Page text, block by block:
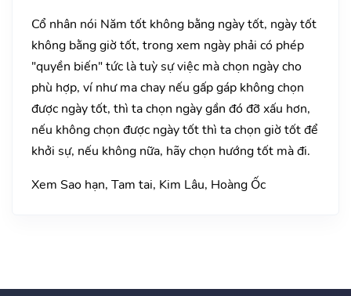
Cổ nhân nói Năm tốt không bằng ngày tốt, ngày tốt
không bằng giờ tốt, trong xem ngày phải có phép
"quyền biến" tức là tuỳ sự việc mà chọn ngày cho
phù hợp, ví như ma chay nếu gấp gáp không chọn
được ngày tốt, thì ta chọn ngày gần đó đỡ xấu hơn,
nếu không chọn được ngày tốt thì ta chọn giờ tốt để
khởi sự, nếu không nữa, hãy chọn hướng tốt mà đi.
Xem Sao hạn, Tam tai, Kim Lâu, Hoàng Ốc